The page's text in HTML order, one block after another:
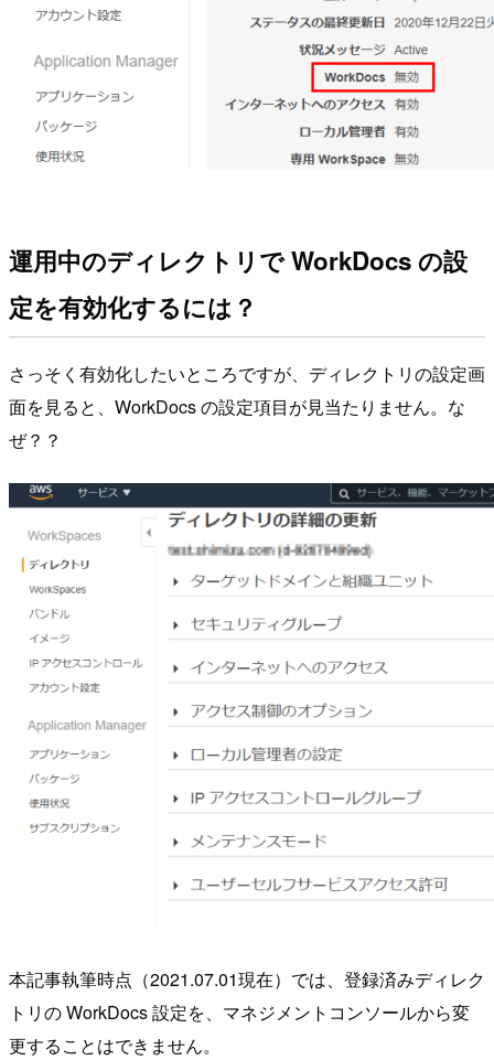
運用中のディレクトリで WorkDocs の設
定を有効化するには？
さっそく有効化したいところですが、ディレクトリの設定画
面を見ると、WorkDocs の設定項目が見当たりません。な
ぜ？？
本記事執筆時点（2021.07.01現在）では、登録済みディレク
トリの WorkDocs 設定を、マネジメントコンソールから変
更することはできません。